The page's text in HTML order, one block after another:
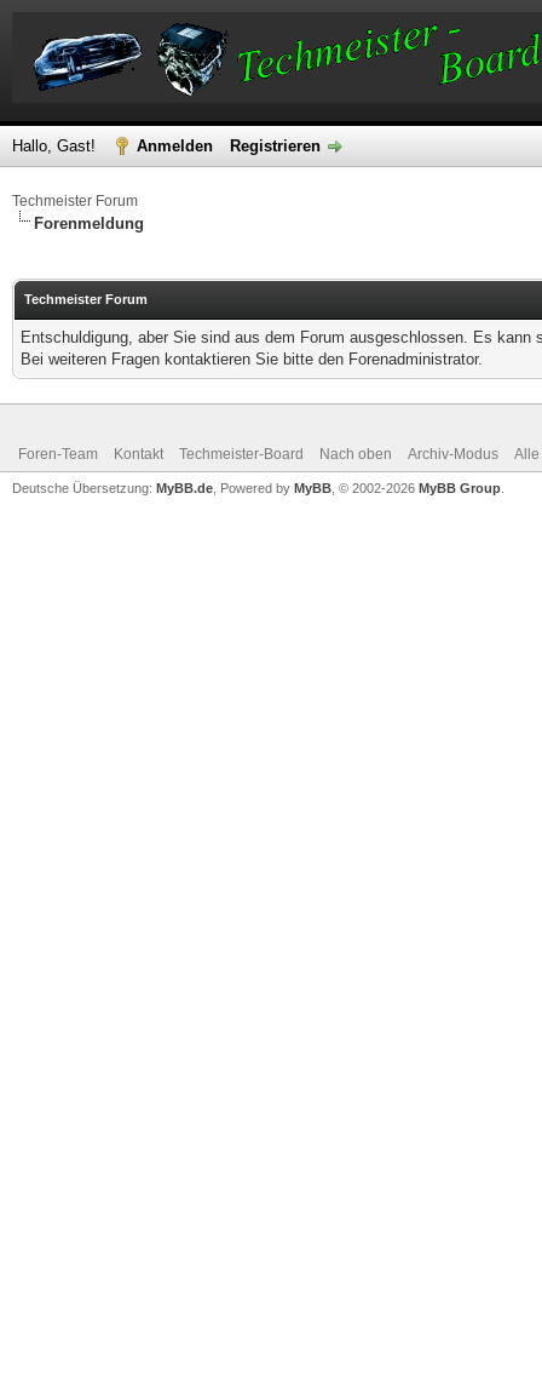
Hallo, Gast! Anmelden Registrieren
Techmeister Forum
Forenmeldung
Techmeister Forum
Entschuldigung, aber Sie sind aus dem Forum ausgeschlossen. Es
Bei weiteren Fragen kontaktieren Sie bitte den Forenadministrator.
Foren-Team Kontakt Techmeister-Board Nach oben Archiv-Modus Alle
Deutsche Übersetzung: MyBB.de , Powered by MyBB , © 2002-2026 MyBB Group